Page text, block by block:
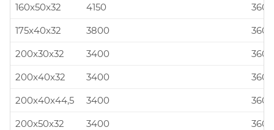
160x50x32
4150
175x40x32
3800
200x30x32
3400
200x40x32
3400
200x40x44,5
3400
200x50x32
3400